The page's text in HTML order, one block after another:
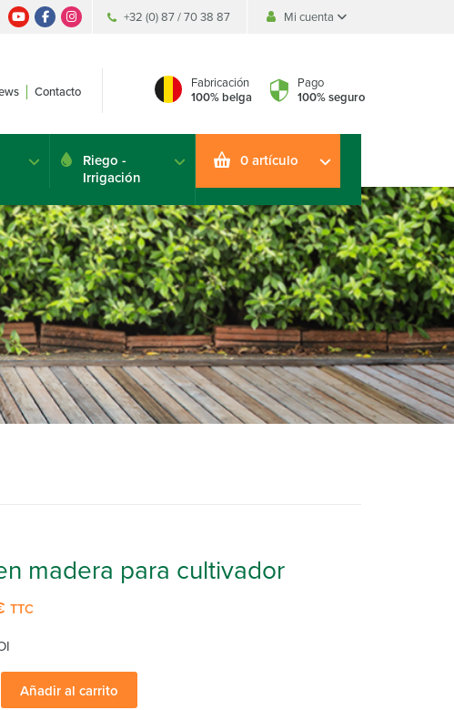
+32 (0) 87 / 70 38 87 Mi cuenta
Contacto
Fabricación
100% belga
Pago
100% seguro
Riego -
Irrigación
0 artículo
madera para cultivador
TTC
Añadir al carrito